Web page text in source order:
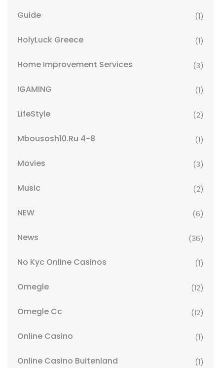
Guide (1)
HolyLuck Greece (1)
Home Improvement Services (3)
IGAMING (1)
LifeStyle (2)
Mbousosh10.ru 4-8 (1)
Movies (3)
Music (2)
NEW (6)
News (36)
No Kyc Online Casinos (1)
Omegle (12)
Omegle Cc (12)
Online Casino (1)
Online Casino Buitenland (1)